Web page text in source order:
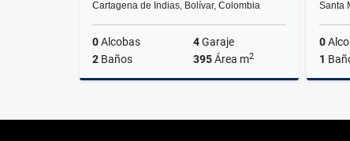
Cartagena de Indias, Bolívar, Colombia
0Alcobas 4Garaje
2 Baños 395Área m2
$47.400.000
Santa
0
1